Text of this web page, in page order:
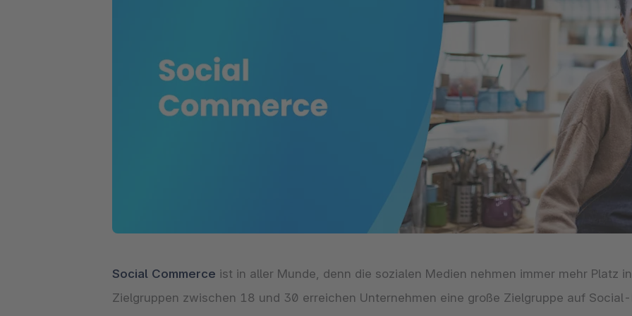
Migration
Roadmap
Abonnements
3D & AR Commerce
Shopware Analytics
Industrie & Fertigung
Analysten-Anerkennung
Social Commerce ist in aller Munde, denn die sozialen Medien nehmen immer mehr Platz
Zielgruppen zwischen 18 und 30 erreichen Unternehmen eine große Zielgruppe auf